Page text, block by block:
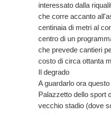
interessato dalla
che corre accanto
centinaia di metri al
centro di un
che prevede cantieri
costo di circa ottanta
Il degrado
A guardarlo ora
Palazzetto dello sport
vecchio stadio (dove